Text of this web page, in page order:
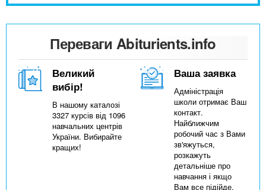
Переваги Abiturients.info
Великий
вибір!
В нашому каталозі
3327 курсів від 1096
навчальних центрів
України. Вибирайте
кращих!
Ваша заявка
Адміністрація
школи отримає Ваш
контакт.
Найближчим
робочий час з Вами
зв'яжуться,
розкажуть
детальніше про
навчання і якщо
Вам все підійде,